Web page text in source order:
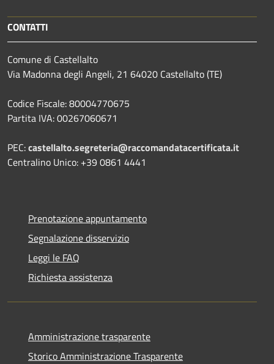
CONTATTI
Comune di Castellalto
Via Madonna degli Angeli, 21 64020 Castellalto (TE)
Codice Fiscale: 80004770675
Partita IVA: 00267060671
PEC:castellalto.segreteria@raccomandatacertificata.it
Centralino Unico: +39 0861 4441
Prenotazione appuntamento
Segnalazione disservizio
Leggi le FAQ
Richiesta assistenza
Amministrazione trasparente
Storico Amministrazione Trasparente